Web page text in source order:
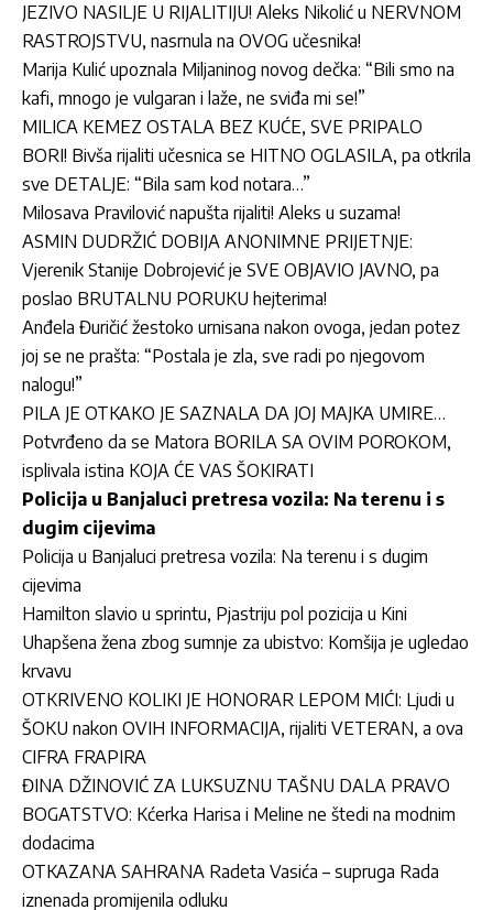
JEZIVO NASILJE U RIJALITIJU! Aleks Nikolić u NERVNOM
RASTROJSTVU, nasrnula na OVOG učesnika!
Marija Kulić upoznala Miljaninog novog dečka: “Bili smo na
kafi, mnogo je vulgaran i laže, ne sviđa mi se!”
MILICA KEMEZ OSTALA BEZ KUĆE, SVE PRIPALO
BORI! Bivša rijaliti učesnica se HITNO OGLASILA, pa otkrila
sve DETALJE: “Bila sam kod notara…”
Milosava Pravilović napušta rijaliti! Aleks u suzama!
ASMIN DUDRŽIĆ DOBIJA ANONIMNE PRIJETNJE:
Vjerenik Stanije Dobrojević je SVE OBJAVIO JAVNO, pa
poslao BRUTALNU PORUKU hejterima!
Anđela Đuričić žestoko urnisana nakon ovoga, jedan potez
joj se ne prašta: “Postala je zla, sve radi po njegovom
nalogu!”
PILA JE OTKAKO JE SAZNALA DA JOJ MAJKA UMIRE…
Potvrđeno da se Matora BORILA SA OVIM POROKOM,
isplivala istina KOJA ĆE VAS ŠOKIRATI
Policija u Banjaluci pretresa vozila: Na terenu i s
dugim cijevima
Policija u Banjaluci pretresa vozila: Na terenu i s dugim
cijevima
Hamilton slavio u sprintu, Pjastriju pol pozicija u Kini
Uhapšena žena zbog sumnje za ubistvo: Komšija je ugledao
krvavu
OTKRIVENO KOLIKI JE HONORAR LEPOM MIĆI: Ljudi u
ŠOKU nakon OVIH INFORMACIJA, rijaliti VETERAN, a ova
CIFRA FRAPIRA
ĐINA DŽINOVIĆ ZA LUKSUZNU TAŠNU DALA PRAVO
BOGATSTVO: Kćerka Harisa i Meline ne štedi na modnim
dodacima
OTKAZANA SAHRANA Radeta Vasića – supruga Rada
iznenada promijenila odluku